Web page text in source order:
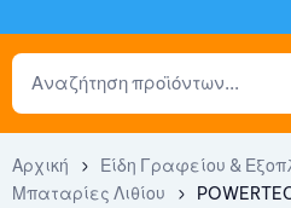
Αρχική Είδη Γραφείου &
Μπαταρίες Λιθίου